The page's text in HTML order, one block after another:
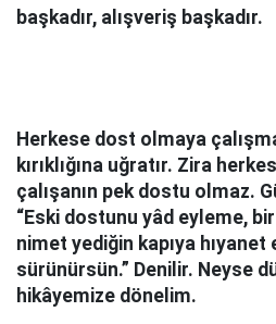
başkadır, alışveriş başkadır.
Herkese dost olmaya
kırıklığına uğratır. Zira
çalışanın pek dostu olmaz.
“Eski dostunu yâd eyleme,
nimet yediğin kapıya
sürünürsün.” Denilir. Neyse
hikâyemize dönelim.